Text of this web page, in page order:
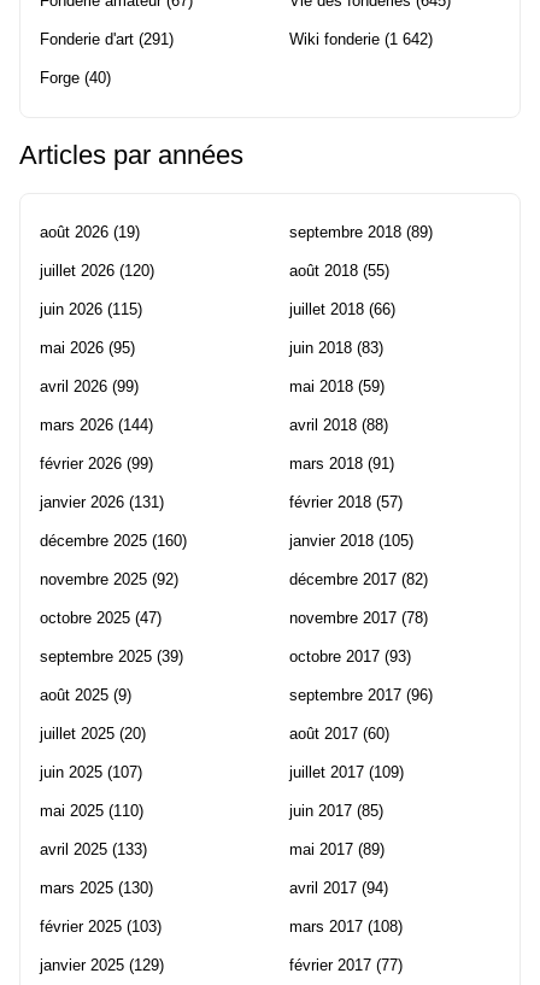
Fonderie d'art (291)
Forge (40)
Wiki fonderie (1 642)
Articles par années
août 2026 (19)
juillet 2026 (120)
juin 2026 (115)
mai 2026 (95)
avril 2026 (99)
mars 2026 (144)
février 2026 (99)
janvier 2026 (131)
décembre 2025 (160)
novembre 2025 (92)
octobre 2025 (47)
septembre 2025 (39)
août 2025 (9)
juillet 2025 (20)
juin 2025 (107)
mai 2025 (110)
avril 2025 (133)
mars 2025 (130)
février 2025 (103)
janvier 2025 (129)
septembre 2018 (89)
août 2018 (55)
juillet 2018 (66)
juin 2018 (83)
mai 2018 (59)
avril 2018 (88)
mars 2018 (91)
février 2018 (57)
janvier 2018 (105)
décembre 2017 (82)
novembre 2017 (78)
octobre 2017 (93)
septembre 2017 (96)
août 2017 (60)
juillet 2017 (109)
juin 2017 (85)
mai 2017 (89)
avril 2017 (94)
mars 2017 (108)
février 2017 (77)